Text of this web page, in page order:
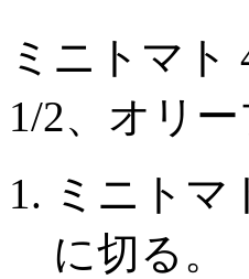
ミニトマト
1/2、オリ
ミニトマ
に切る。